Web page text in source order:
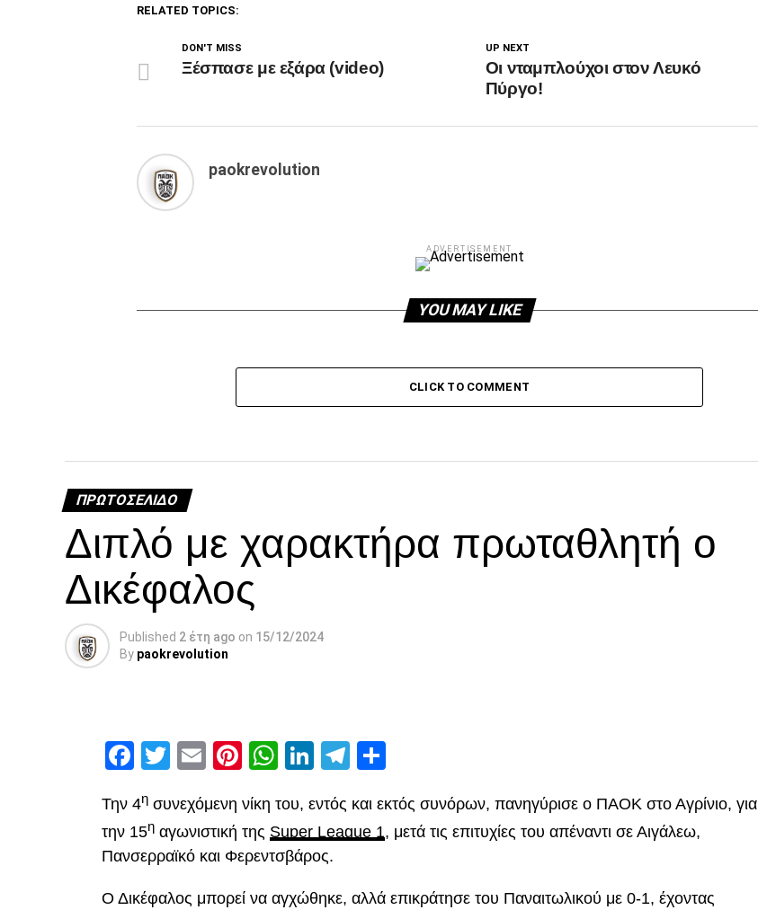
RELATED TOPICS:
UP NEXT
Οι νταμπλούχοι στον Λευκό
Πύργο!
DON'T MISS
Ξέσπασε με εξάρα (video)
paokrevolution
ADVERTISEMENT
YOU MAY LIKE
CLICK TO COMMENT
ΠΡΩΤΟΣΈΛΙΔΟ
Διπλό με χαρακτήρα πρωταθλητή ο
Δικέφαλος
Published 2 έτη ago on 15/12/2024
By paokrevolution
Facebook
Twitter
EmailPinterest
WhatsApp
LinkedIn
Telegram
Την 4η συνεχόμενη νίκη του, εντός και εκτός συνόρων, πανηγύρισε ο ΠΑΟΚ στο Αγρίνιο, για
την 15η αγωνιστική της Super League 1, μετά τις επιτυχίες του απέναντι σε Αιγάλεω,
Πανσερραϊκό και Φερεντσβάρος.
Ο Δικέφαλος μπορεί να αγχώθηκε, αλλά επικράτησε του Παναιτωλικού με 0-1, έχοντας